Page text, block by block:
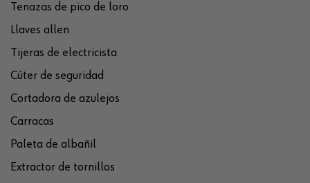
Tenazas de pico de loro
Llaves allen
Tijeras de electricista
Cúter de seguridad
Cortadora de azulejos
Carracas
Paleta de albañil
Extractor de tornillos